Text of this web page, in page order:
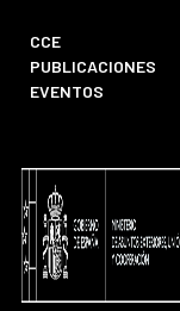
CCE
PUBLICACIONES
EVENTOS